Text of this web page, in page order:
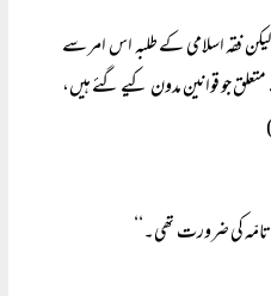
فقہ اسلامی کے طلبہ اس امر سے
جو قوانین مدون کیے گئے ہیں،
تامّہ کی ضرورت تھی۔‘‘